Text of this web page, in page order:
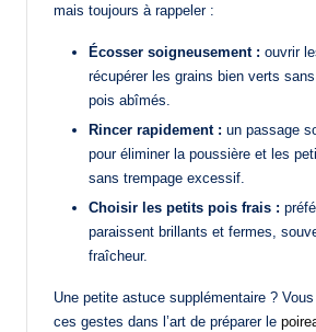
mais toujours à rappeler :
Écosser soigneusement : ouvrir
récupérer les grains bien verts
pois abîmés.
Rincer rapidement : un passage
pour éliminer la poussière et les
sans trempage excessif.
Choisir les petits pois frais :
paraissent brillants et fermes,
fraîcheur.
Une petite astuce supplémentaire ?
ces gestes dans l’art de préparer le